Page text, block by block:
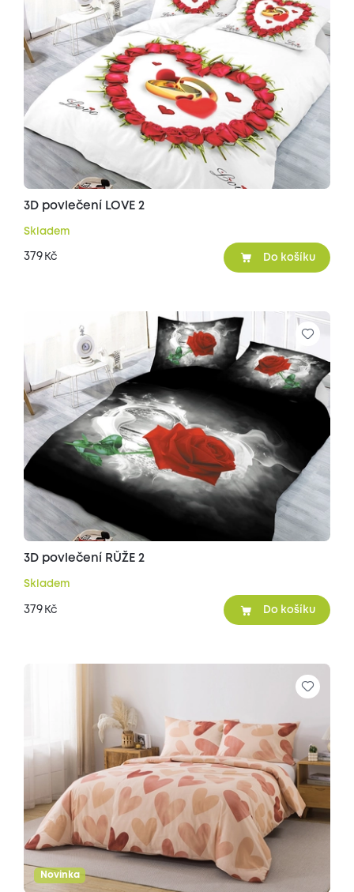
3D povlečení LOVE 2
Skladem
379 Kč Do košíku
3D povlečení RŮŽE 2
Skladem
379 Kč Do košíku
Novinka